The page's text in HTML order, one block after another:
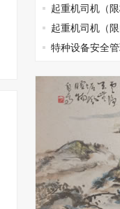
起重机司机（
书起重机司机（
书特种设备安全